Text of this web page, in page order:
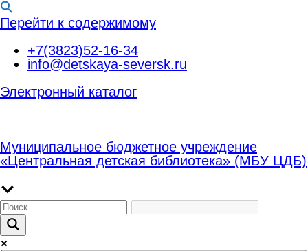
Перейти к содержимому
+7(3823)52-16-34
info@detskaya-seversk.ru
Электронный каталог
Муниципальное бюджетное учреждение
«Центральная детская библиотека» (МБУ ЦДБ)